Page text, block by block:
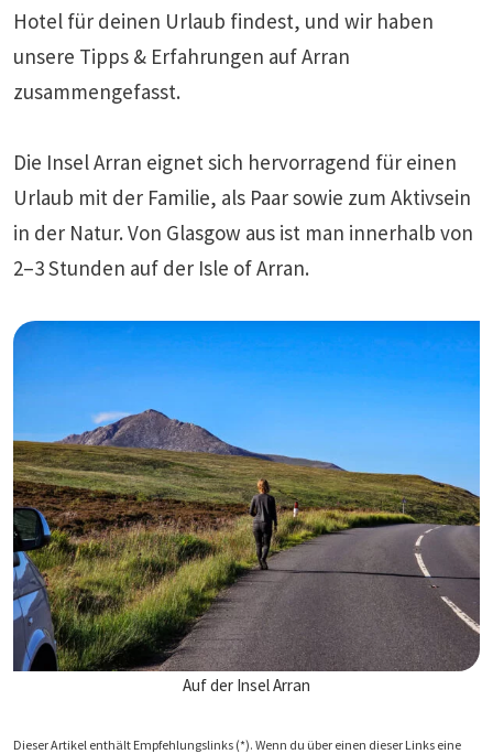
Hotel für deinen Urlaub findest, und wir haben
unsere Tipps & Erfahrungen auf Arran
zusammengefasst.
Die Insel Arran eignet sich hervorragend für einen
Urlaub mit der Familie, als Paar sowie zum Aktivsein
in der Natur. Von Glasgow aus ist man innerhalb von
2–3 Stunden auf der Isle of Arran.
Auf der Insel Arran
Dieser Artikel enthält Empfehlungslinks (*). Wenn du über einen dieser Links eine